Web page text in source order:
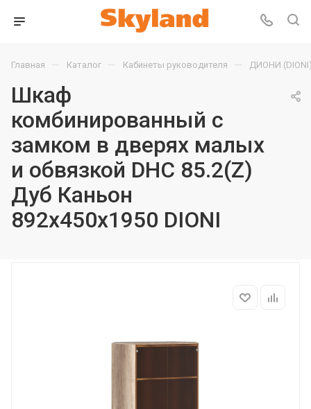
Главная — Каталог — Кабинеты руководителя — ДИОНИ
Шкаф
комбинированный с
замком в дверях малых
и обвязкой DHC 85.2(Z)
Дуб Каньон
892х450х1950 DIONI